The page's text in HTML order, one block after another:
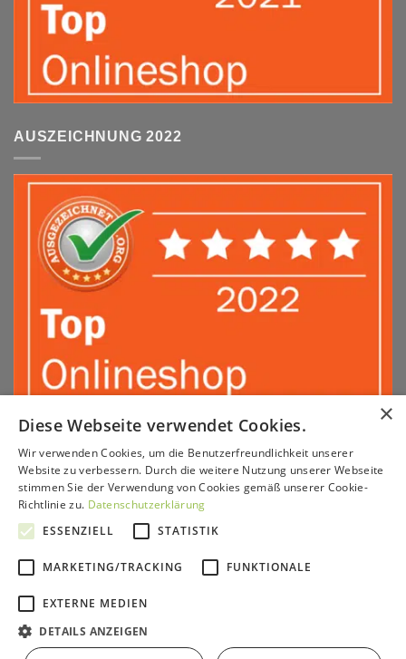
AUSZEICHNUNG 2022
Sepa PayPal Amazon Apple
Pay
Google
Pay
Klarna
MasterCardAmerican
Express
Sofort GiroPay
KONTAKT & BERATUNG SERVICE
PARTNERPROGRAMM
GrünePerlen GmbH
×
Diese Webseite verwendet Cookies.
Wir verwenden Cookies, um die Benutzerfreundlichkeit unserer
Website zu verbessern. Durch die weitere Nutzung unserer Webseite
stimmen Sie der Verwendung von Cookies gemäß unserer Cookie-
Richtlinie zu. Datenschutzerklärung
ESSENZIELL
STATISTIK
MARKETING/TRACKING FUNKTIONALE
EXTERNE MEDIEN
DETAILS ANZEIGEN